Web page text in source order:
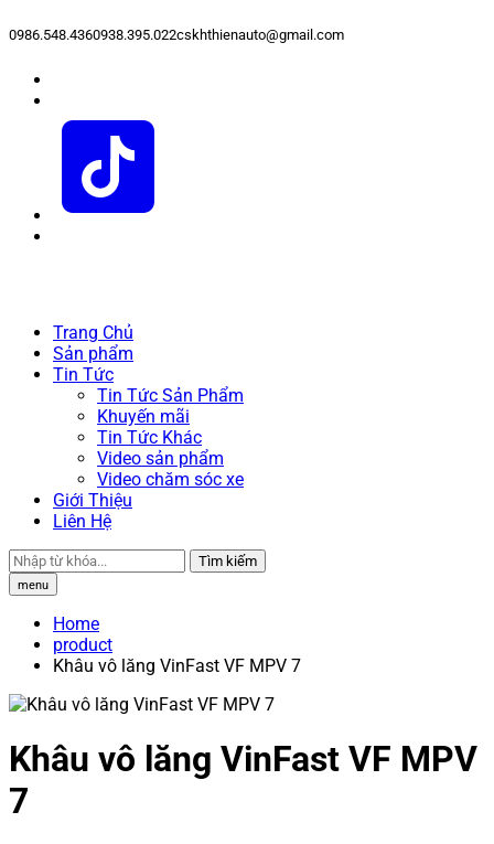
0986.548.4360938.395.022cskhthienauto@gmail.com
Trang Chủ
Sản phẩm
Tin Tức
Tin Tức Sản Phẩm
Khuyến mãi
Tin Tức Khác
Video sản phẩm
Video chăm sóc xe
Giới Thiệu
Liên Hệ
Tìm kiếm
menu
Home
product
Khâu vô lăng VinFast VF MPV 7
Khâu vô lăng VinFast VF MPV
7